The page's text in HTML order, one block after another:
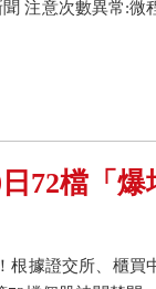
注意次數異常:微
72檔「
根據證交所、櫃